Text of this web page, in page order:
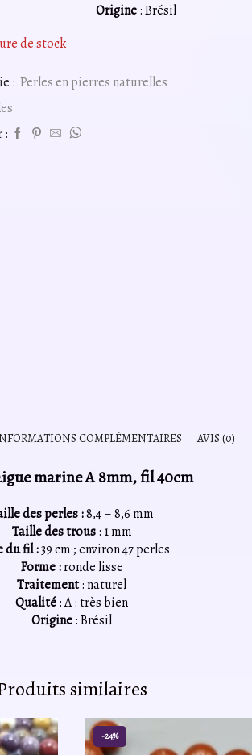
Origine: Brésil
de stock
: Perles en pierres naturelles
:
COMPLÉMENTAIRES AVIS (0)
marine A 8mm, fil 40cm
des perles :8,4 – 8,6 mm
Taille des trous: 1 mm
du fil :39 cm ; environ 47 perles
Forme :ronde lisse
Traitement: naturel
Qualité: A : très bien
Origine: Brésil
similaires
-24%